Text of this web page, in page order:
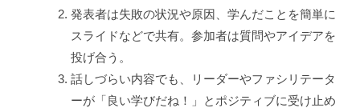
発表者は失敗の状況や原因、学んだことを簡単に
スライドなどで共有。参加者は質問やアイデアを
投げ合う。
話しづらい内容でも、リーダーやファシリテータ
ーが「良い学びだね！」とポジティブに受け止め